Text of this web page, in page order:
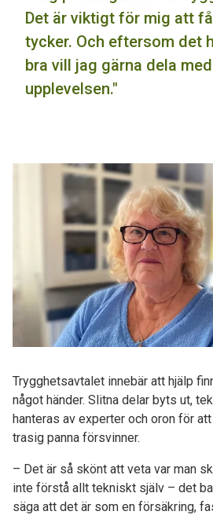
Det är viktigt för mig att
tycker. Och eftersom det
bra vill jag gärna dela
upplevelsen."
Trygghetsavtalet innebär att hjälp
något händer. Slitna delar byts ut,
hanteras av experter och oron för
trasig panna försvinner.
– Det är så skönt att veta var man
inte förstå allt tekniskt själv – det
säga att det är som en försäkring,